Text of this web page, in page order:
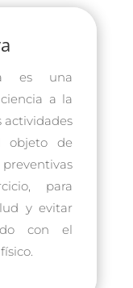
es una
a la
actividades
objeto de
para
y evitar
con el